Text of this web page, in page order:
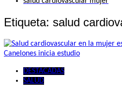
Etiqueta: salud
DESTACADAS
SALUD